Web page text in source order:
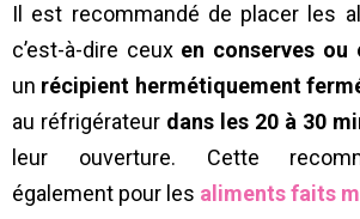
Il est recommandé de placer les
c’est-à-dire ceuxen conserves ou
un récipient hermétiquement
au réfrigérateur dans les 20 à 30
leur ouverture. Cette
également pour les aliments faits